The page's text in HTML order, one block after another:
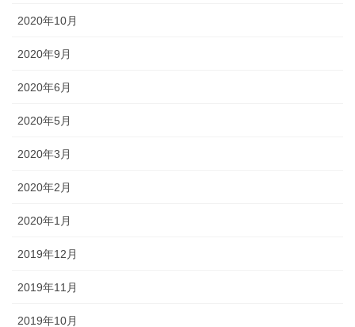
2020年10月
2020年9月
2020年6月
2020年5月
2020年3月
2020年2月
2020年1月
2019年12月
2019年11月
2019年10月